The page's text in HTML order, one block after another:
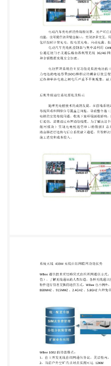
单体电池之间电压严重不
电池存储能力和循环寿命
特点 随着充电桩技术的成
端的投入施工过程中，难
络信号覆盖差问题。导致
较大。特别是地下停车库
地下室环境因数影响，经
通过无线方式进 行通信，
了解决这个困难问题，可
线自 组网模块）实现充电
到地面上在通过 GPRS 模
传与后台系统建立通道。
解决了通信线缆布线困难
系统无线 433M 无线自组
433MHZ、 868MHZ 、
的功能特点： 1，自主开
活性高，稳定好 2，当前
12KM 3，支持多点对点,
活自组网模式，支持星型/